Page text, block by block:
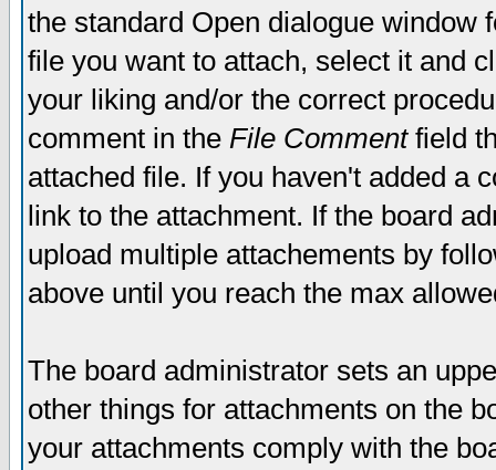
the standard Open dialogue window
file you want to attach, select it and
your liking and/or the correct
comment in the File Commentfield
attached file. If you haven't added a
link to the attachment. If the board
upload multiple attachements by
above until you reach the max
The board administrator sets an
other things for attachments on the
your attachments comply with the